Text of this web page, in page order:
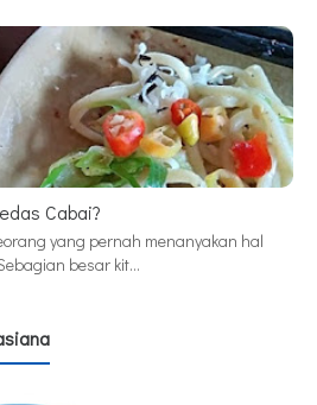
Cabai?
yang pernah menanyakan hal
besar kit…